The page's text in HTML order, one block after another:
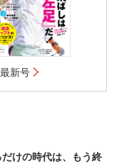
新号
だけの時代は、もう終